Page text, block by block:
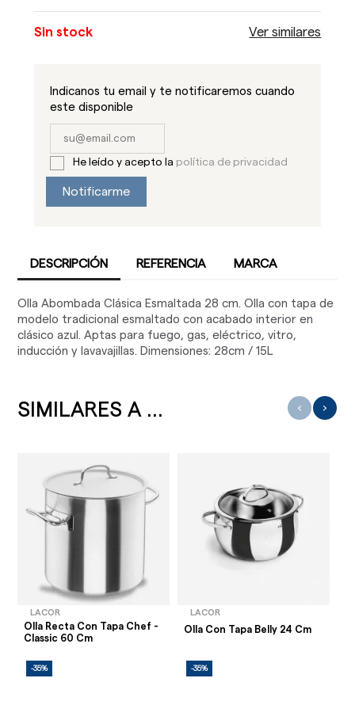
Sin stock Ver similares
Indicanos tu email y te notificaremos cuando
este disponible
He leído y acepto la política de privacidad
Notificarme
DESCRIPCIÓN REFERENCIA MARCA
Olla Abombada Clásica Esmaltada 28 cm. Olla con tapa de
modelo tradicional esmaltado con acabado interior en
clásico azul. Aptas para fuego, gas, eléctrico, vitro,
inducción y lavavajillas. Dimensiones: 28cm / 15L
SIMILARES A ...
LACOR
Olla Recta Con Tapa Chef -
Classic 60 Cm
-35%
LACOR
Olla Con Tapa Belly 24 Cm
-35%
‹ ›